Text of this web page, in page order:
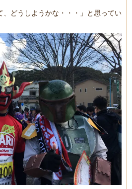
、どうしようかな・・・」と思ってい